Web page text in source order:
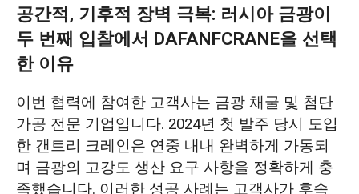
공간적, 기후적 장벽 극복: 러시아 금광이
두 번째 입찰에서 DAFANFCRANE을 선택
한 이유
이번 협력에 참여한 고객사는 금광 채굴 및 첨단
가공 전문 기업입니다. 2024년 첫 발주 당시 도입
한 갠트리 크레인은 연중 내내 완벽하게 가동되
며 금광의 고강도 생산 요구 사항을 정확하게 충
족했습니다. 이러한 성공 사례는 고객사가 후속